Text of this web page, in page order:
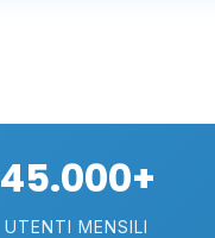
45.000+
UTENTI MENSILI